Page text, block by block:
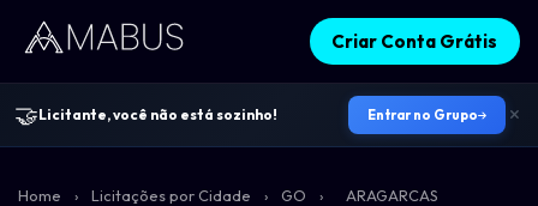
Criar Conta Grátis
🤝Licitante, você não está sozinho! Entrar no Grupo
Home › Licitações por Cidade › GO › ARAGARCAS